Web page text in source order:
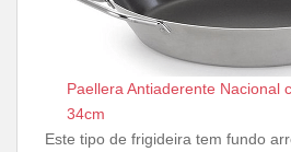
Paellera Antiaderente Nacional
34cm
Este tipo de frigideira tem fundo